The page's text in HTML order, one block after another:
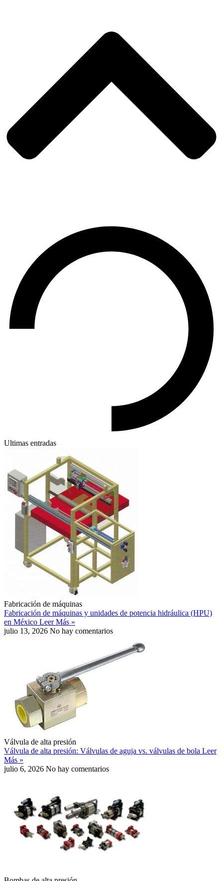
Ultimas entradas
Fabricación de máquinas
Fabricación de máquinas y unidades de potencia hidráulica (HPU)
en México Leer Más »
julio 13, 2026 No hay comentarios
Válvula de alta presión
Válvula de alta presión: Válvulas de aguja vs. válvulas de bola Leer
Más »
julio 6, 2026 No hay comentarios